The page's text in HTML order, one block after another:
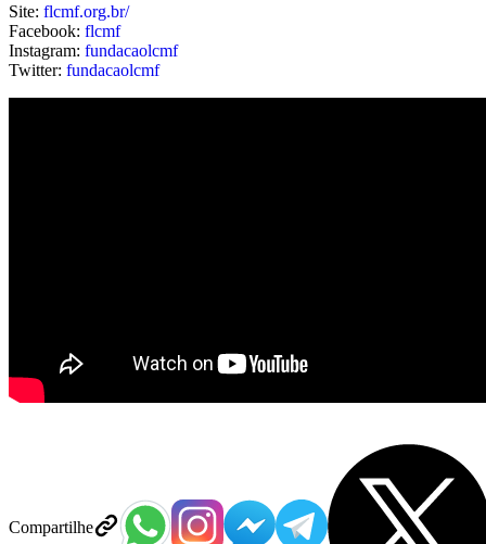
Compartilhe
Site: flcmf.org.br/
Facebook: flcmf
Instagram: fundacaolcmf
Twitter: fundacaolcmf